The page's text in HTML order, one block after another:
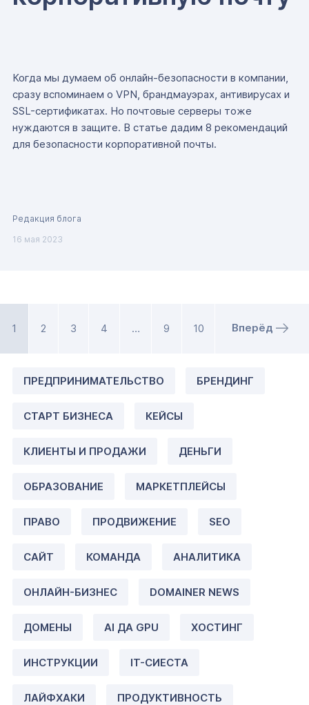
Когда мы думаем об онлайн-безопасности в компании,
сразу вспоминаем о VPN, брандмауэрах, антивирусах и
SSL-сертификатах. Но почтовые серверы тоже
нуждаются в защите. В статье дадим 8 рекомендаций
для безопасности корпоративной почты.
Редакция блога
16 мая 2023
1 2 3 4 … 9 10 Вперёд
ПРЕДПРИНИМАТЕЛЬСТВО БРЕНДИНГ
СТАРТ БИЗНЕСА КЕЙСЫ
КЛИЕНТЫ И ПРОДАЖИ ДЕНЬГИ
ОБРАЗОВАНИЕ МАРКЕТПЛЕЙСЫ
ПРАВО ПРОДВИЖЕНИЕ SEO
САЙТ КОМАНДА АНАЛИТИКА
ОНЛАЙН-БИЗНЕС DOMAINER NEWS
ДОМЕНЫ AI ДА GPU ХОСТИНГ
ИНСТРУКЦИИ IT-СИЕСТА
ЛАЙФХАКИ ПРОДУКТИВНОСТЬ